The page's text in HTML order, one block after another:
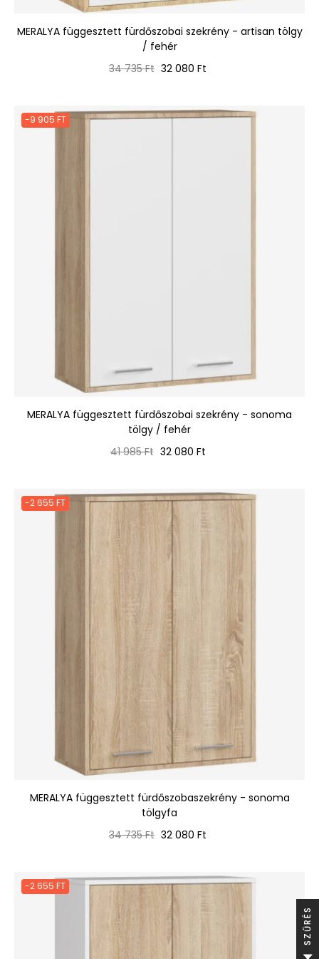
MERALYA függesztett fürdőszobai szekrény - artisan tölgy
/ fehér
Normál
34 735 Ft Ár
32 080 Ft
-9 905 FT
MERALYA függesztett fürdőszobai szekrény - sonoma
tölgy / fehér
Normál
41 985 Ft Ár
32 080 Ft
-2 655 FT
MERALYA függesztett fürdőszobaszekrény - sonoma
tölgyfa
Normál
34 735 Ft Ár
32 080 Ft
-2 655 FT
S